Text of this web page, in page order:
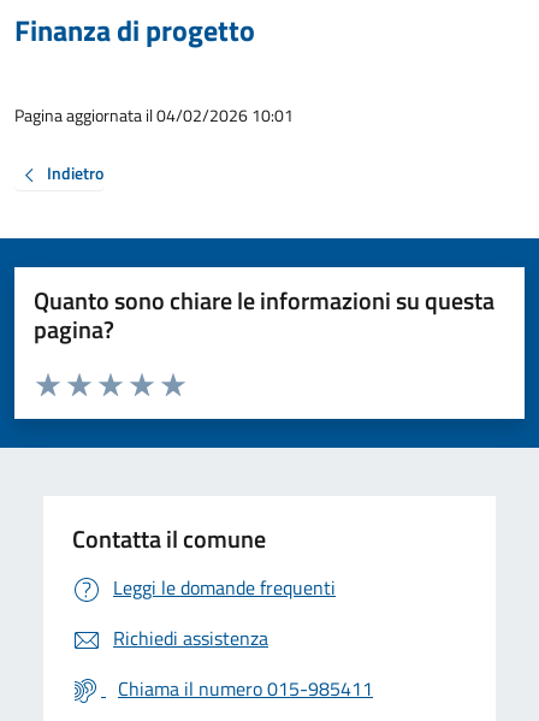
Finanza di progetto
Pagina aggiornata il 04/02/2026 10:01
Indietro
Quanto sono chiare le informazioni su questa
pagina?
Valuta da 1 a 5 stelle la pagina
Valuta 5 stelle su 5
Valuta 4 stelle su 5
Valuta 3 stelle su 5
Valuta 2 stelle su 5
Valuta 1 stelle su 5
Contatta il comune
Leggi le domande frequenti
Richiedi assistenza
Chiama il numero 015-985411